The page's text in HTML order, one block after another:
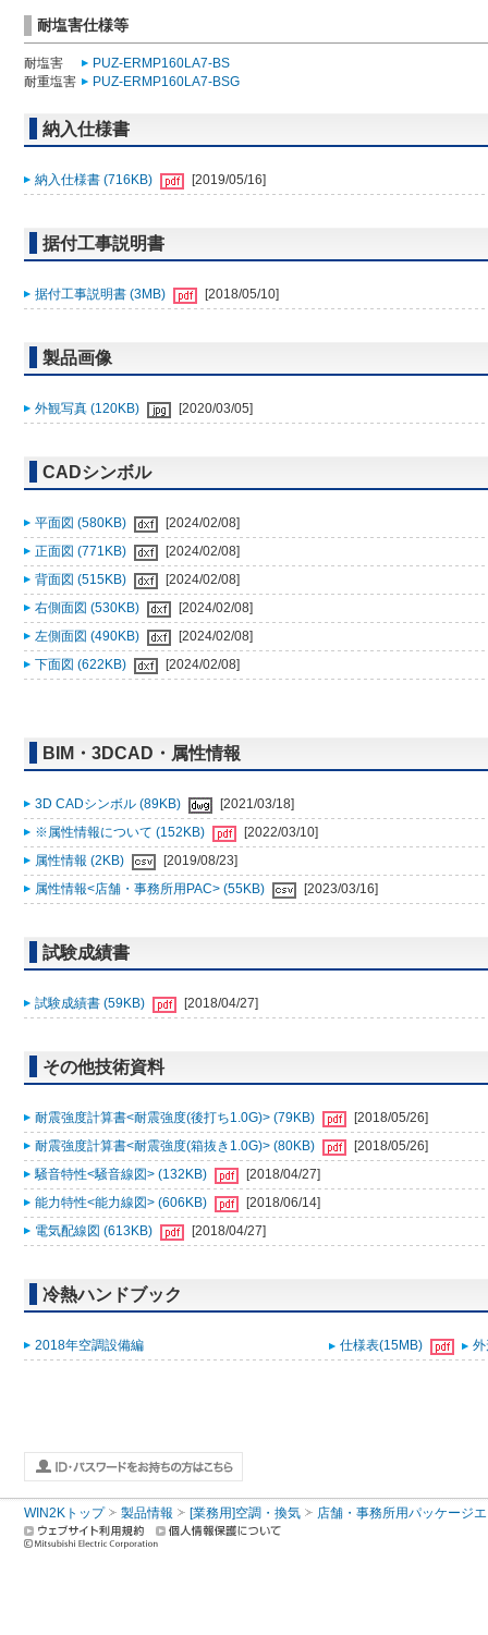
耐塩害仕様等
耐塩害
PUZ-ERMP160LA7-BS
耐重塩害
PUZ-ERMP160LA7-BSG
納入仕様書
納入仕様書 (716KB) [2019/05/16]
据付工事説明書
据付工事説明書 (3MB) [2018/05/10]
製品画像
外観写真 (120KB) [2020/03/05]
CADシンボル
平面図 (580KB)
[2024/02/08]
正面図 (771KB)
[2024/02/08]
背面図 (515KB)
[2024/02/08]
右側面図 (530KB)
[2024/02/08]
左側面図 (490KB)
[2024/02/08]
下面図 (622KB)
[2024/02/08]
BIM・3DCAD・属性情報
3D CADシンボル (89KB)
[2021/03/18]
※属性情報について (152KB)
[2022/03/10]
属性情報 (2KB)
[2019/08/23]
属性情報<店舗・事務所用PAC> (55KB)
[2023/03/16]
試験成績書
試験成績書 (59KB) [2018/04/27]
その他技術資料
耐震強度計算書<耐震強度(後打ち1.0G)> (79KB)
[2018/05/26]
耐震強度計算書<耐震強度(箱抜き1.0G)> (80KB)
[2018/05/26]
騒音特性<騒音線図> (132KB)
[2018/04/27]
能力特性<能力線図> (606KB)
[2018/06/14]
電気配線図 (613KB)
[2018/04/27]
冷熱ハンドブック
2018年空調設備編 仕様表(15MB)
WIN2Kトップ 製品情報 [業務用]空調・換気 店舗・事務所用パッケージ